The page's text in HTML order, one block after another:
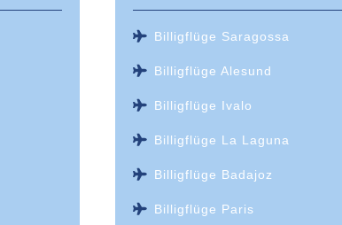
Billigflüge Saragossa
Billigflüge Alesund
Billigflüge Ivalo
Billigflüge La Laguna
Billigflüge Badajoz
Billigflüge Paris